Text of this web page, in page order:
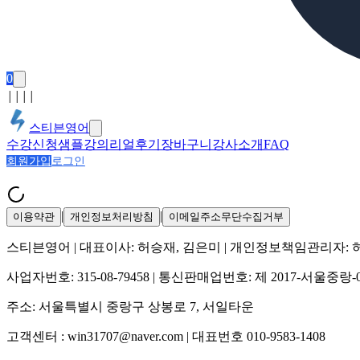
0
스티븐영어
수강신청샘플강의 리얼후기 장바구니 강사소개FAQ
회원가입 로그인
이용약관 | 개인정보처리방침 | 이메일주소무단수집거부
스티븐영어 | 대표이사: 허승재, 김은미 | 개인정보책임관리자:
사업자번호: 315-08-79458 | 통신판매업번호: 제 2017-서울중랑-
주소: 서울특별시 중랑구 상봉로 7, 서일타운
고객센터 : win31707@naver.com | 대표번호 010-9583-1408